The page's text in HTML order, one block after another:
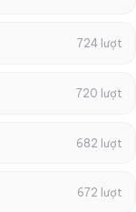
724 lượt
720 lượt
682 lượt
672 lượt